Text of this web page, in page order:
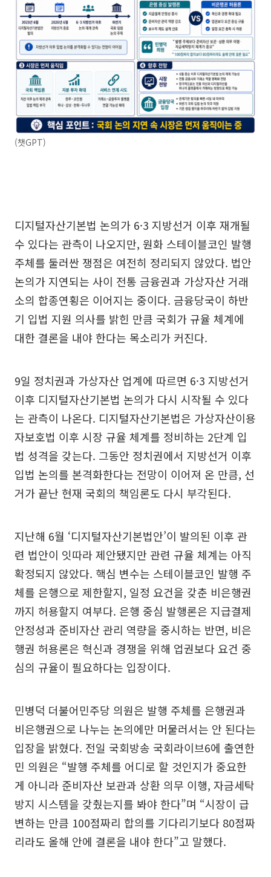
(챗GPT)
디지털자산기본법 논의가 6·3 지방선거 이후 재개될
수 있다는 관측이 나오지만, 원화 스테이블코인 발행
주체를 둘러싼 쟁점은 여전히 정리되지 않았다. 법안
논의가 지연되는 사이 전통 금융권과 가상자산 거래
소의 합종연횡은 이어지는 중이다. 금융당국이 하반
기 입법 지원 의사를 밝힌 만큼 국회가 규율 체계에
대한 결론을 내야 한다는 목소리가 커진다.
9일 정치권과 가상자산 업계에 따르면 6·3 지방선거
이후 디지털자산기본법 논의가 다시 시작될 수 있다
는 관측이 나온다. 디지털자산기본법은 가상자산이용
자보호법 이후 시장 규율 체계를 정비하는 2단계 입
법 성격을 갖는다. 그동안 정치권에서 지방선거 이후
입법 논의를 본격화한다는 전망이 이어져 온 만큼, 선
거가 끝난 현재 국회의 책임론도 다시 부각된다.
지난해 6월 ‘디지털자산기본법안’이 발의된 이후 관
련 법안이 잇따라 제안됐지만 관련 규율 체계는 아직
확정되지 않았다. 핵심 변수는 스테이블코인 발행 주
체를 은행으로 제한할지, 일정 요건을 갖춘 비은행권
까지 허용할지 여부다. 은행 중심 발행론은 지급결제
안정성과 준비자산 관리 역량을 중시하는 반면, 비은
행권 허용론은 혁신과 경쟁을 위해 업권보다 요건 중
심의 규율이 필요하다는 입장이다.
민병덕 더불어민주당 의원은 발행 주체를 은행권과
비은행권으로 나누는 논의에만 머물러서는 안 된다는
입장을 밝혔다. 전일 국회방송 국회라이브6에 출연한
민 의원은 “발행 주체를 어디로 할 것인지가 중요한
게 아니라 준비자산 보관과 상환 의무 이행, 자금세탁
방지 시스템을 갖췄는지를 봐야 한다”며 “시장이 급
변하는 만큼 100점짜리 합의를 기다리기보다 80점짜
리라도 올해 안에 결론을 내야 한다”고 말했다.